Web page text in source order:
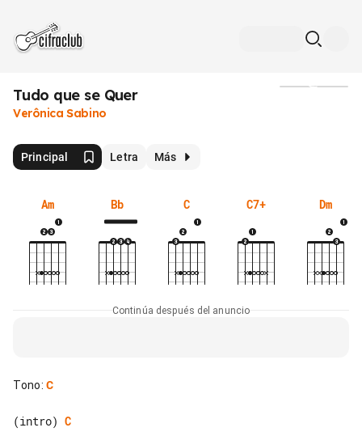
Tudo que se Quer
Verônica Sabino
Principal Letra Más
Am Bb C C7+ Dm
Continúa después del anuncio
Tono: C
(intro) C